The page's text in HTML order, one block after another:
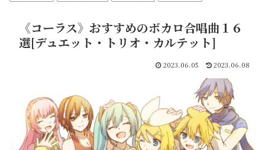
《コーラス》おすすめのボカロ合唱曲１６
選[デュエット・トリオ・カルテット]
2023.06.05 2023.06.08